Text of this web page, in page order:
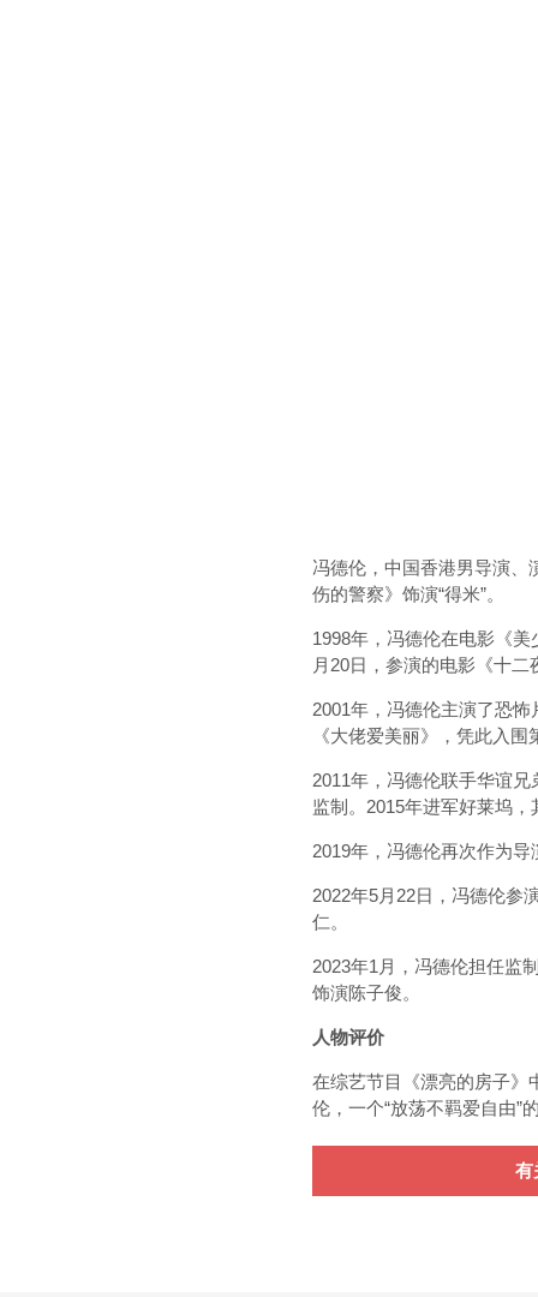
冯德伦，中国香港男导演、
伤的警察》饰演“得米”。
1998年，冯德伦在电影《
月20日，参演的电影《十
2001年，冯德伦主演了恐
《大佬爱美丽》，凭此入
2011年，冯德伦联手华谊
监制。2015年进军好莱坞
2019年，冯德伦再次作为
2022年5月22日，冯德伦参
仁。
2023年1月，冯德伦担任监
饰演陈子俊。
人物评价
在综艺节目《漂亮的房子》
伦，一个“放荡不羁爱自由”
有